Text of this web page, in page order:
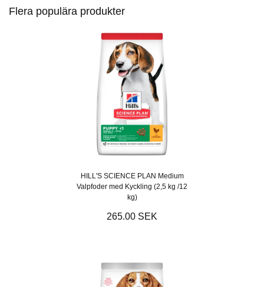
Flera populära produkter
HILL'S SCIENCE PLAN Medium
Valpfoder med Kyckling (2,5 kg /12
kg)
265.00 SEK